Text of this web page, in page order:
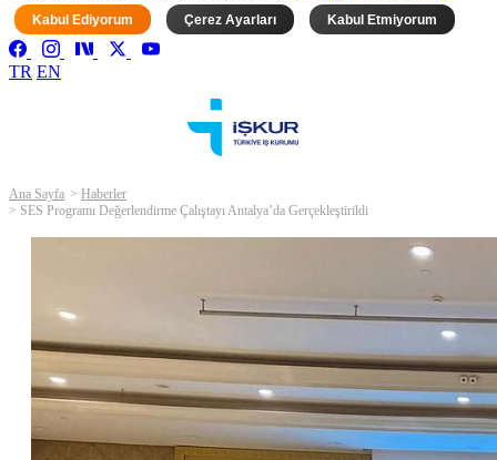
Kabul Ediyorum Çerez Ayarları Kabul Etmiyorum
TR EN
Ana Sayfa
Haberler
SES Programı Değerlendirme Çalıştayı Antalya’da Gerçekleştirildi